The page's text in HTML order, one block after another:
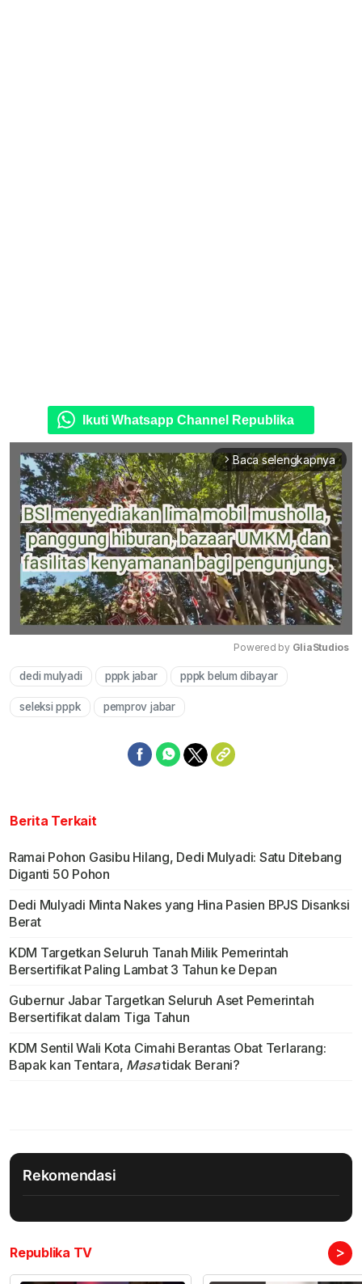
Ikuti Whatsapp Channel Republika
arrow_forward_ios Baca selengkapnya
Powered by GliaStudios
dedi mulyadi pppk jabar pppk belum dibayar
seleksi pppk pemprov jabar
Berita Terkait
Ramai Pohon Gasibu Hilang, Dedi Mulyadi: Satu Ditebang
Diganti 50 Pohon
Dedi Mulyadi Minta Nakes yang Hina Pasien BPJS Disanksi
Berat
KDM Targetkan Seluruh Tanah Milik Pemerintah
Bersertifikat Paling Lambat 3 Tahun ke Depan
Gubernur Jabar Targetkan Seluruh Aset Pemerintah
Bersertifikat dalam Tiga Tahun
KDM Sentil Wali Kota Cimahi Berantas Obat Terlarang:
Bapak kan Tentara, Masatidak Berani?
Rekomendasi
Republika TV >